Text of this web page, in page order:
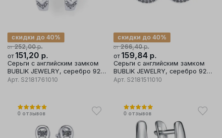
от 252,00р.
скидки до 40%
от 151,20 р.
Серьги с английским замком
BUBLIK JEWELRY, серебро 925
проба, вставка фианит
Арт. S2181761010
от 266,40р.
скидки до 40%
от 159,84 р.
Серьги с английским замком
BUBLIK JEWELRY, серебро 925
проба, вставка фианит
Арт. S2181511010
0 отзывов 0 отзывов